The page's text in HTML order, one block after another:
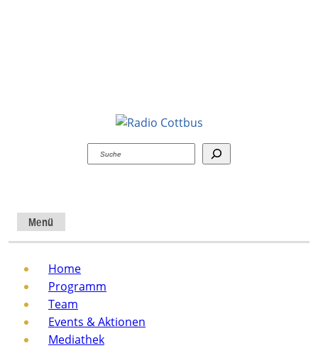
Suchen
Menü
Home
Programm
Team
Events & Aktionen
Mediathek